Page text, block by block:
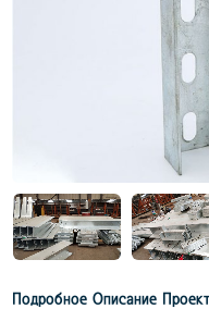
Подробное Описание